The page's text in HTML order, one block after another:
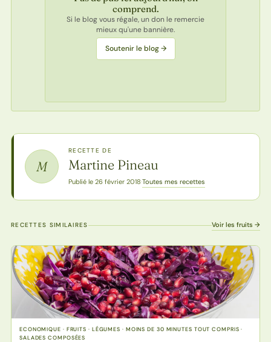
comprend.
Si le blog vous régale, un don le remercie
mieux qu'une bannière.
Soutenir le blog →
M
RECETTE DE
Martine Pineau
Publié le 26 février 2018·Toutes mes recettes
RECETTES SIMILAIRES Voir les fruits →
ECONOMIQUE · FRUITS · LÉGUMES · MOINS DE 30 MINUTES TOUT COMPRIS ·
SALADES COMPOSÉES